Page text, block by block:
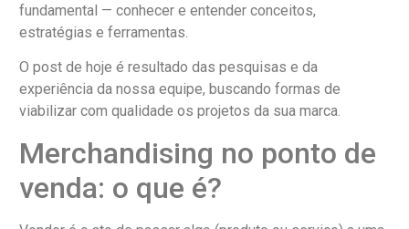
fundamental — conhecer e entender conceitos,
estratégias e ferramentas.
O post de hoje é resultado das pesquisas e da
experiência da nossa equipe, buscando formas de
viabilizar com qualidade os projetos da sua marca.
Merchandising no ponto de
venda: o que é?